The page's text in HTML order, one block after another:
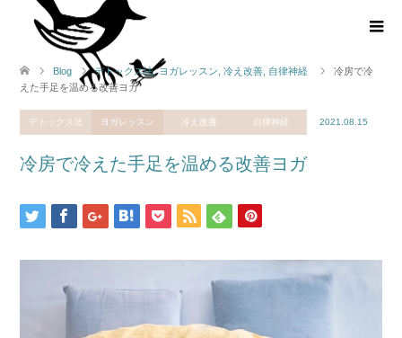
Blog デトックス法, ヨガレッスン 冷え改善 自律神経
冷房で冷
えた手足を温める改善ヨガ
デトックス法 ヨガレッスン 冷え改善 自律神経 2021.08.15
冷房で冷えた手足を温める改善ヨガ